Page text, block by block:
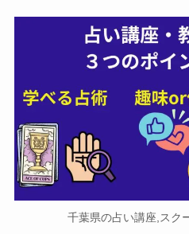
千葉県の占い講座,スク